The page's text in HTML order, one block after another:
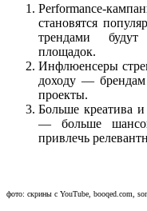
Performance-
становятся
трендами
площадок.
Инфлюенсеры
доходу — брендам
проекты.
Больше креатива и
— больше
привлечь
фото: скрины с YouTube, booqed.com,